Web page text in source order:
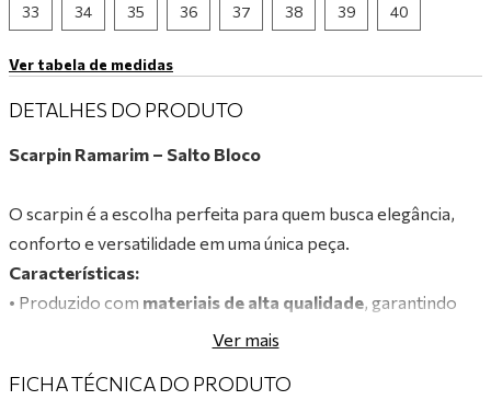
33 34 35 36 37 38 39 40
Ver tabela de medidas
DETALHES DO PRODUTO
Scarpin Ramarim – Salto Bloco
O scarpin é a escolha perfeita para quem busca elegância,
conforto e versatilidade em uma única peça.
Características:
• Produzido com materiais de alta qualidade, garantindo
durabilidade, flexibilidade e ajuste perfeito aos pés.
prolongado.
Ver mais
FICHA TÉCNICA DO PRODUTO